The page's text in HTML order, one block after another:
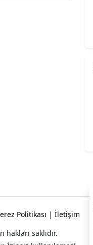
Politikası | İletişim
hakları saklıdır.